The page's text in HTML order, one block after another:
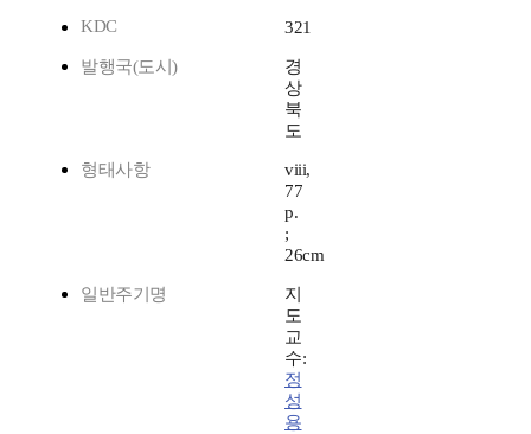
KDC
321
발행국(도시)
경
상
북
도
형태사항
viii,
77
p.
;
26cm
일반주기명
지
도
교
수:
정
성
용